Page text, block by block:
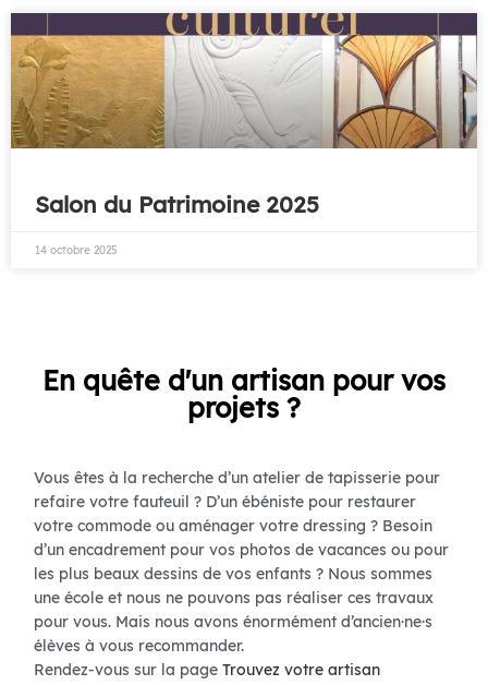
Salon du Patrimoine 2025
14 octobre 2025
En quête d'un artisan pour vos
projets ?
Vous êtes à la recherche d’un atelier de tapisserie pour
refaire votre fauteuil ? D’un ébéniste pour restaurer
votre commode ou aménager votre dressing ? Besoin
d’un encadrement pour vos photos de vacances ou pour
les plus beaux dessins de vos enfants ? Nous sommes
une école et nous ne pouvons pas réaliser ces travaux
pour vous. Mais nous avons énormément d’ancien·ne·s
élèves à vous recommander.
Rendez-vous sur la pageTrouvez votre artisan